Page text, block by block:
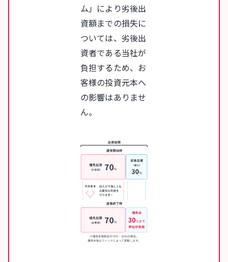
ム」により劣後出
資額までの損失に
ついては、劣後出
資者である当社が
負担するため、お
客様の投資元本へ
の影響はありませ
ん。